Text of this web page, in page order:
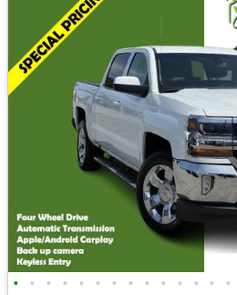
• • • • • • • • • • • • • •